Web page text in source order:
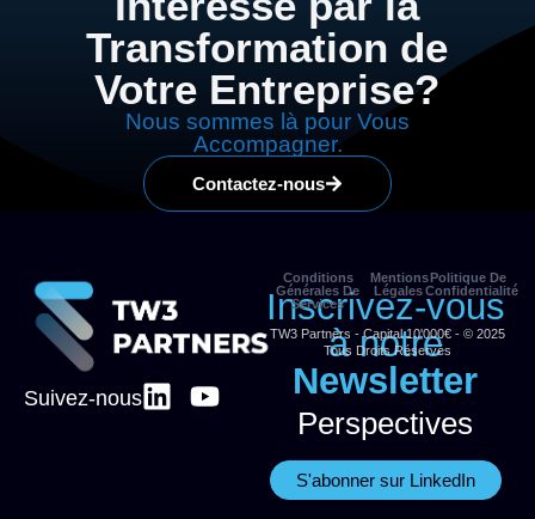
Transformation de
Votre Entreprise?
Nous sommes là pour Vous
Accompagner.
Contactez-nous
Suivez-nous
Inscrivez-vous
à notre
Newsletter
Perspectives
S'abonner sur LinkedIn
Conditions
Générales De
Services
Mentions
Légales
Politique De
Confidentialité
TW3 Partners - Capital 10'000€ - © 2025
Tous Droits Réservés